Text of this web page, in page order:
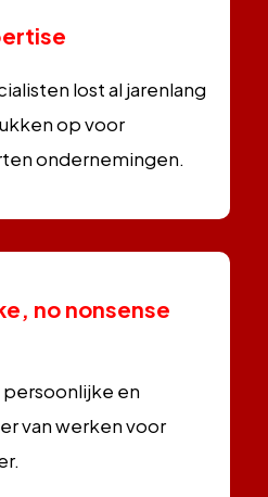
lost al jarenlang
op voor
ondernemingen.
no nonsense
persoonlijke en
van werken voor